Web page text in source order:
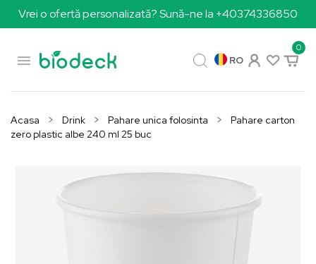
Vrei o ofertă personalizată? Sună-ne la +40374336850

0
RO
Acasa Drink Pahare unica folosinta
Pahare carton
zero plastic albe 240 ml 25 buc